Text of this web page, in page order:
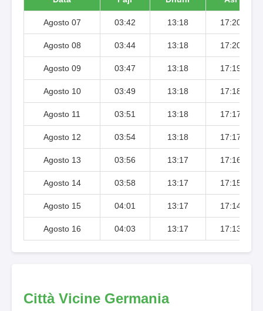
Agosto 07 03:42 13:18 17:20
Agosto 08 03:44 13:18 17:20
Agosto 09 03:47 13:18 17:19
Agosto 10 03:49 13:18 17:18
Agosto 11 03:51 13:18 17:17
Agosto 12 03:54 13:18 17:17
Agosto 13 03:56 13:17 17:16
Agosto 14 03:58 13:17 17:15
Agosto 15 04:01 13:17 17:14
Agosto 16 04:03 13:17 17:13
Città Vicine Germania